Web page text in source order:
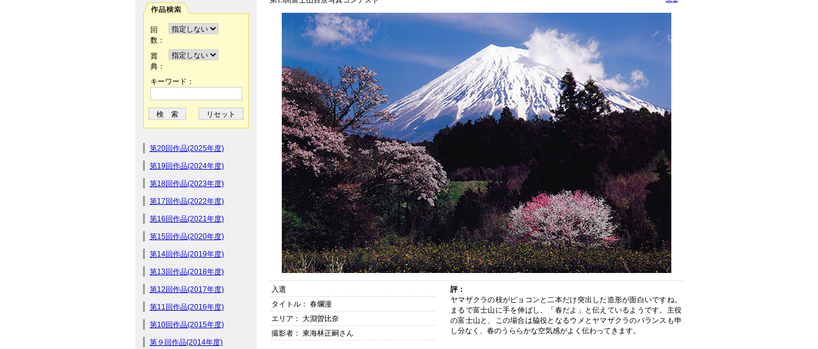
回
数：
賞
典：
キーワード：
第20回作品(2025年度)
第19回作品(2024年度)
第18回作品(2023年度)
第17回作品(2022年度)
第16回作品(2021年度)
第15回作品(2020年度)
第14回作品(2019年度)
第13回作品(2018年度)
第12回作品(2017年度)
第11回作品(2016年度)
第10回作品(2015年度)
第９回作品(2014年度)
入選
タイトル： 春爛漫
エリア： 大淵曽比奈
撮影者： 東海林正嗣さん
評：
ヤマザクラの枝がピョコンと二本だけ突出した造形が面白いですね。
まるで富士山に手を伸ばし、「春だよ」と伝えているようです。主役
の富士山と、この場合は脇役となるウメとヤマザクラのバランスも申
し分なく、春のうららかな空気感がよく伝わってきます。